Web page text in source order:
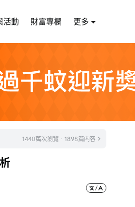
活動 財富專欄 更多
1440萬次瀏覽 · 1898篇内容